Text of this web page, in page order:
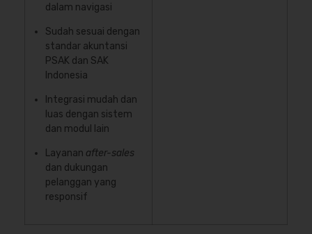
dalam navigasi
Sudah sesuai dengan
standar akuntansi
PSAK dan SAK
Indonesia
Integrasi mudah dan
luas dengan sistem
dan modul lain
Layanan after-sales
dan dukungan
pelanggan yang
responsif